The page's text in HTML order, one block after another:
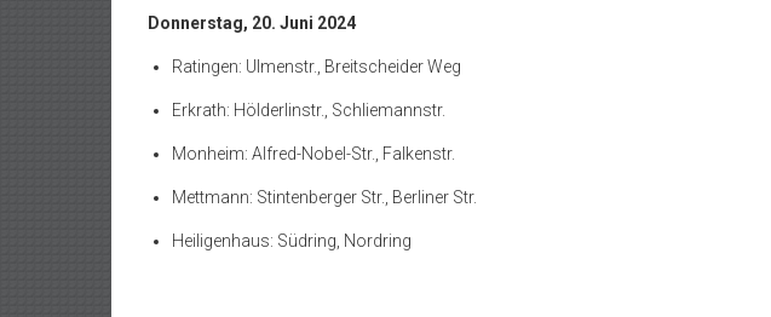
Donnerstag, 20. Juni 2024
Ratingen: Ulmenstr., Breitscheider Weg
Erkrath: Hölderlinstr., Schliemannstr.
Monheim: Alfred-Nobel-Str., Falkenstr.
Mettmann: Stintenberger Str., Berliner Str.
Heiligenhaus: Südring, Nordring